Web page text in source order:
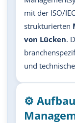
mit der ISO/
strukturierten
von Lücken.
und
⚙️